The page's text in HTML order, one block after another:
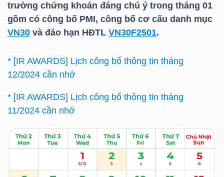
trường chứng khoán đáng chú ý trong tháng 01
gồm có công bố PMI, công bố cơ cấu danh mục
VN30 và đáo hạn HĐTL VN30F2501.
* [IR AWARDS] Lịch công bố thông tin tháng
12/2024 cần nhớ
* [IR AWARDS] Lịch công bố thông tin tháng
11/2024 cần nhớ
NGHIỆP
CHÍNH